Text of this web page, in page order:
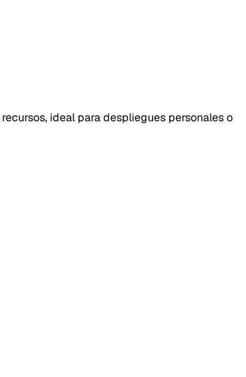
ideal para despliegues personales o